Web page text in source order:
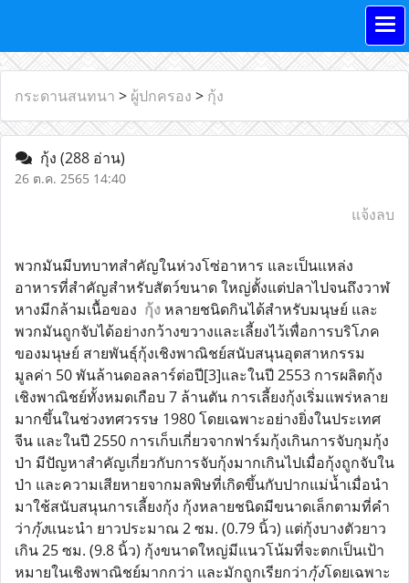
กระดานสนทนา > ผู้ปกครอง > กุ้ง
กุ้ง (288 อ่าน)
26 ต.ค. 2565 14:40
แจ้งลบ
พวกมันมีบทบาทสำคัญในห่วงโซ่อาหาร และเป็นแหล่ง
อาหารที่สำคัญสำหรับสัตว์ขนาด ใหญ่ตั้งแต่ปลาไปจนถึงวาฬ
หางมีกล้ามเนื้อของ กุ้ง หลายชนิดกินได้สำหรับมนุษย์ และ
พวกมันถูกจับได้อย่างกว้างขวางและเลี้ยงไว้เพื่อการบริโภค
ของมนุษย์ สายพันธุ์กุ้งเชิงพาณิชย์สนับสนุนอุตสาหกรรม
มูลค่า 50 พันล้านดอลลาร์ต่อปี[3]และในปี 2553 การผลิตกุ้ง
เชิงพาณิชย์ทั้งหมดเกือบ 7 ล้านตัน การเลี้ยงกุ้งเริ่มแพร่หลาย
มากขึ้นในช่วงทศวรรษ 1980 โดยเฉพาะอย่างยิ่งในประเทศ
จีน และในปี 2550 การเก็บเกี่ยวจากฟาร์มกุ้งเกินการจับกุมกุ้ง
ป่า มีปัญหาสำคัญเกี่ยวกับการจับกุ้งมากเกินไปเมื่อกุ้งถูกจับใน
ป่า และความเสียหายจากมลพิษที่เกิดขึ้นกับปากแม่น้ำเมื่อนำ
มาใช้สนับสนุนการเลี้ยงกุ้ง กุ้งหลายชนิดมีขนาดเล็กตามที่คำ
ว่ากุ้งแนะนำ ยาวประมาณ 2 ซม. (0.79 นิ้ว) แต่กุ้งบางตัวยาว
เกิน 25 ซม. (9.8 นิ้ว) กุ้งขนาดใหญ่มีแนวโน้มที่จะตกเป็นเป้า
หมายในเชิงพาณิชย์มากกว่า และมักถูกเรียกว่ากุ้งโดยเฉพาะ